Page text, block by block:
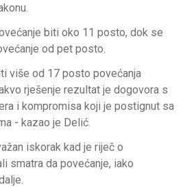
biti oko 11 posto, dok se
od pet posto.
više od 17 posto povećanja
rješenje rezultat je dogovora s
i kompromisa koji je postignut sa
- kazao je Delić.
iskorak kad je riječ o
smatra da povećanje, iako